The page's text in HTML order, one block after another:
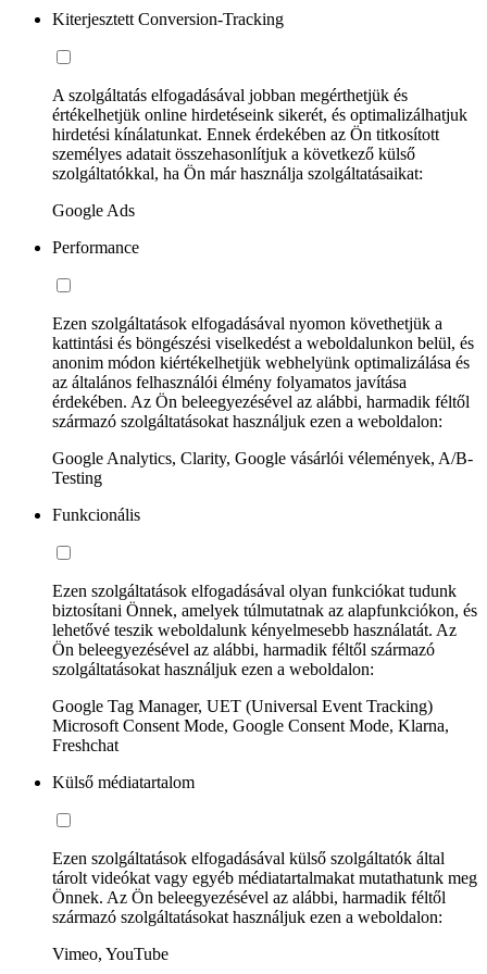
Kiterjesztett Conversion-Tracking
A szolgáltatás elfogadásával jobban megérthetjük és
értékelhetjük online hirdetéseink sikerét, és optimalizálhatjuk
hirdetési kínálatunkat. Ennek érdekében az Ön titkosított
személyes adatait összehasonlítjuk a következő külső
szolgáltatókkal, ha Ön már használja szolgáltatásaikat:
Google Ads
Performance
Ezen szolgáltatások elfogadásával nyomon követhetjük a
kattintási és böngészési viselkedést a weboldalunkon belül, és
anonim módon kiértékelhetjük webhelyünk optimalizálása és
az általános felhasználói élmény folyamatos javítása
érdekében. Az Ön beleegyezésével az alábbi, harmadik féltől
származó szolgáltatásokat használjuk ezen a weboldalon:
Google Analytics, Clarity, Google vásárlói vélemények, A/B-
Testing
Funkcionális
Ezen szolgáltatások elfogadásával olyan funkciókat tudunk
biztosítani Önnek, amelyek túlmutatnak az alapfunkciókon, és
lehetővé teszik weboldalunk kényelmesebb használatát. Az
Ön beleegyezésével az alábbi, harmadik féltől származó
szolgáltatásokat használjuk ezen a weboldalon:
Google Tag Manager, UET (Universal Event Tracking)
Microsoft Consent Mode, Google Consent Mode, Klarna,
Freshchat
Külső médiatartalom
Ezen szolgáltatások elfogadásával külső szolgáltatók által
tárolt videókat vagy egyéb médiatartalmakat mutathatunk meg
Önnek. Az Ön beleegyezésével az alábbi, harmadik féltől
származó szolgáltatásokat használjuk ezen a weboldalon:
Vimeo, YouTube